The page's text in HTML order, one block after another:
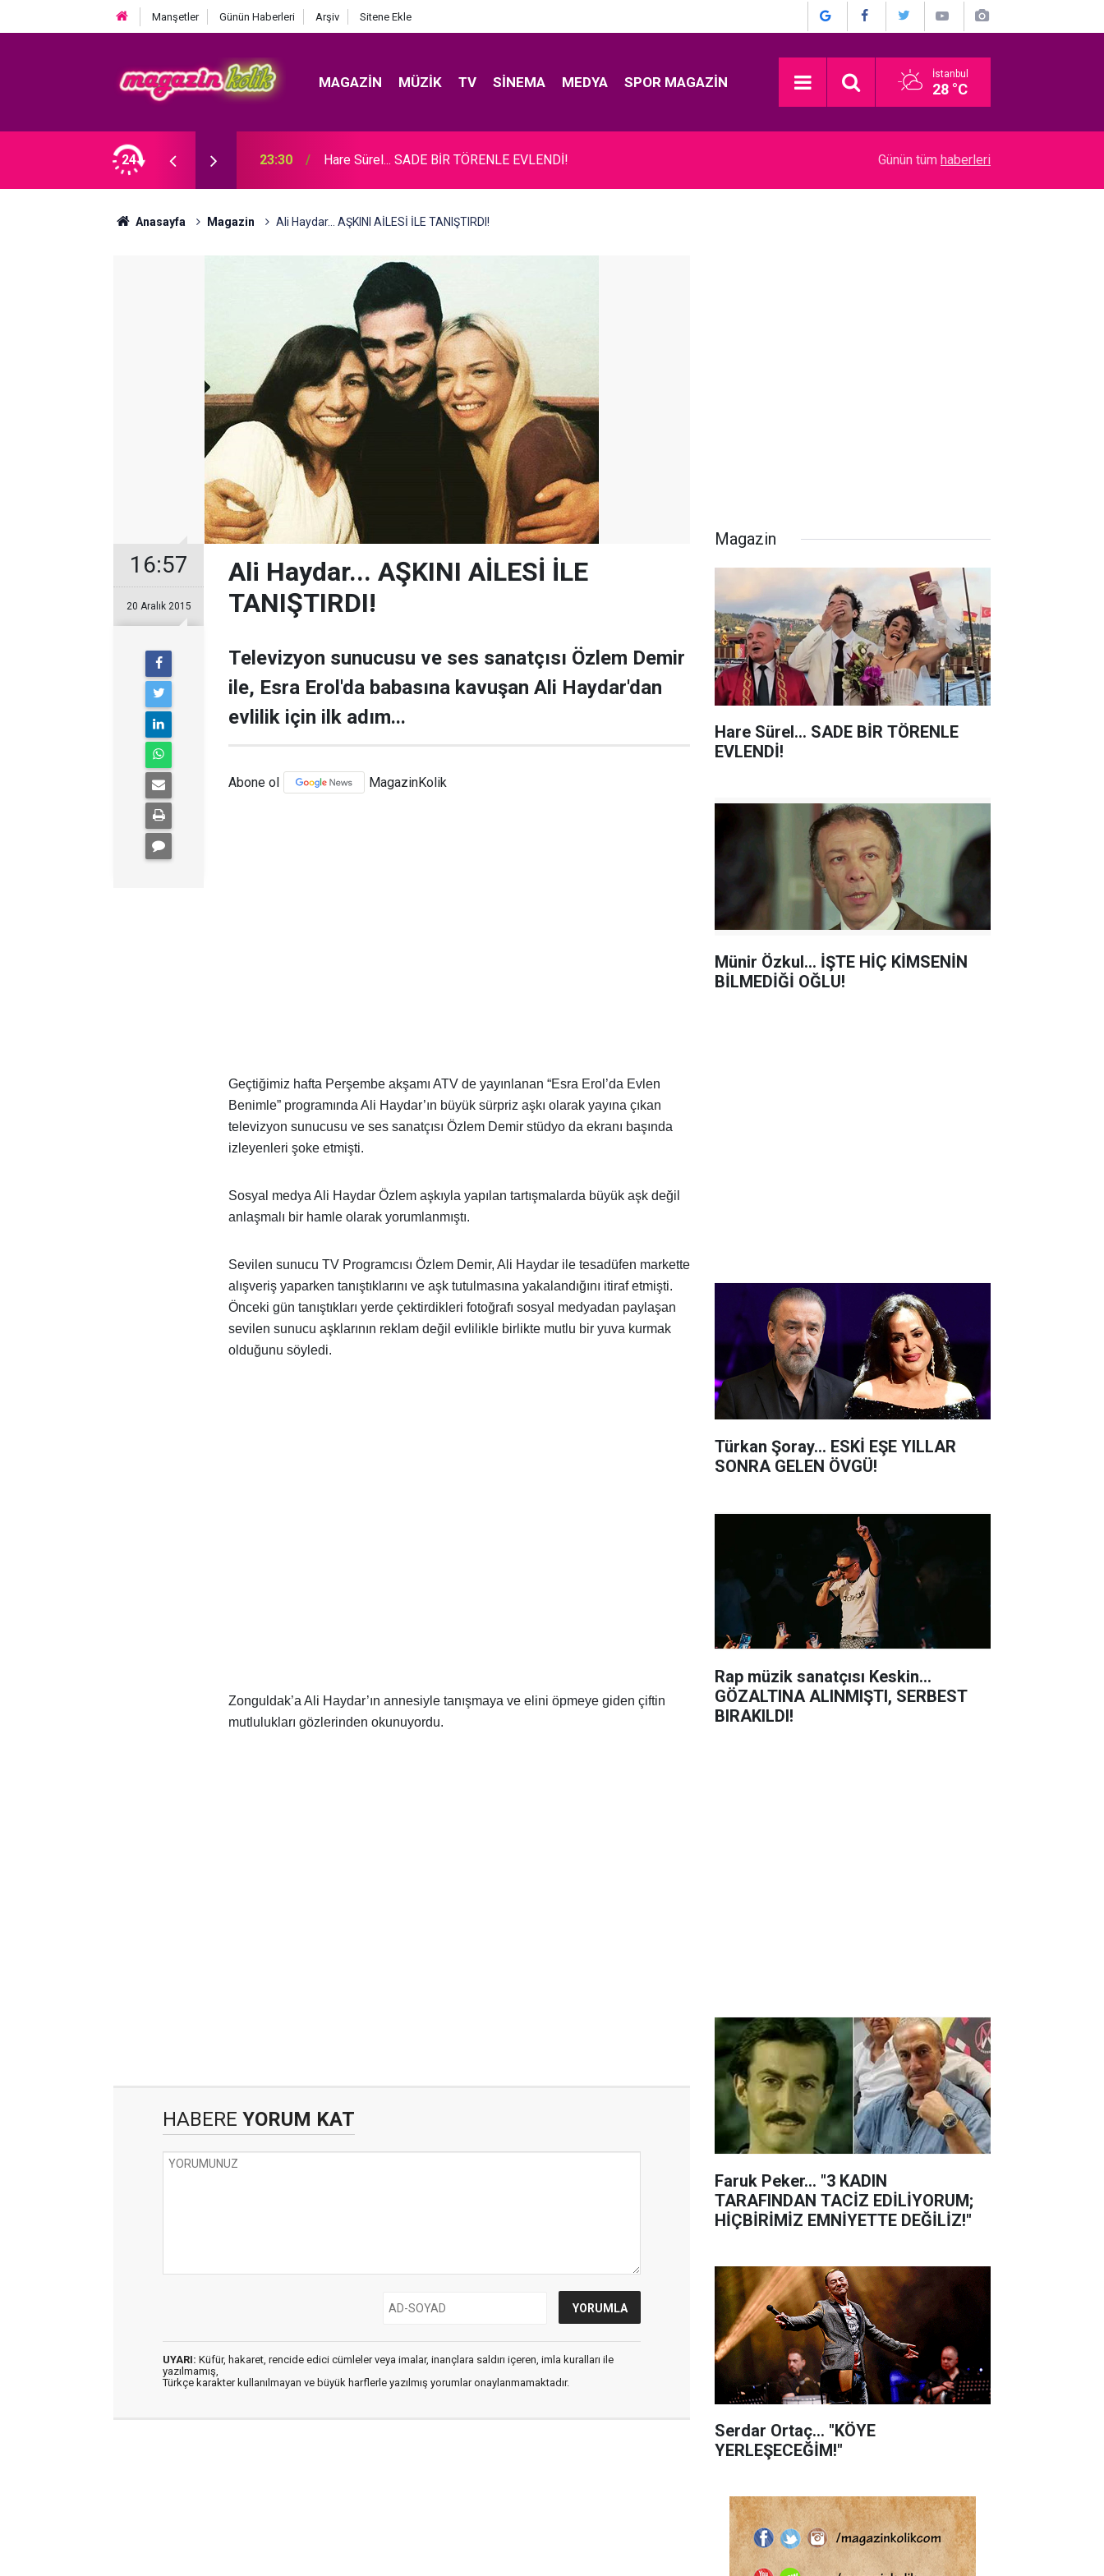
Manşetler Günün Haberleri Arşiv Sitene Ekle
MAGAZIN MÜZIK TV SINEMA MEDYA SPOR MAGAZIN İstanbul
28 °C
24
Bayraşa... SÜRPRİZ İŞ BİRLİĞİ! 23:30 Hare Sürel... SADE BİR TÖRENLE EVLENDİ! Münir Özkul... İŞTE HİÇ KİMSENİN BİLMEDİĞİ
Günün tüm haberleri
Anasayfa Magazin Ali Haydar... AŞKINI AİLESİ İLE TANIŞTIRDI!
16:57
20 Aralık 2015
Ali Haydar... AŞKINI AİLESİ İLE
TANIŞTIRDI!
Televizyon sunucusu ve ses sanatçısı Özlem Demir
ile, Esra Erol'da babasına kavuşan Ali Haydar'dan
evlilik için ilk adım...
Abone ol MagazinKolik
Geçtiğimiz hafta Perşembe akşamı ATV de yayınlanan “Esra Erol’da Evlen
Benimle” programında Ali Haydar’ın büyük sürpriz aşkı olarak yayına çıkan
televizyon sunucusu ve ses sanatçısı Özlem Demir stüdyo da ekranı başında
izleyenleri şoke etmişti.
Sosyal medya Ali Haydar Özlem aşkıyla yapılan tartışmalarda büyük aşk değil
anlaşmalı bir hamle olarak yorumlanmıştı.
Sevilen sunucu TV Programcısı Özlem Demir, Ali Haydar ile tesadüfen markette
alışveriş yaparken tanıştıklarını ve aşk tutulmasına yakalandığını itiraf etmişti.
Önceki gün tanıştıkları yerde çektirdikleri fotoğrafı sosyal medyadan paylaşan
sevilen sunucu aşklarının reklam değil evlilikle birlikte mutlu bir yuva kurmak
olduğunu söyledi.
Zonguldak’a Ali Haydar’ın annesiyle tanışmaya ve elini öpmeye giden çiftin
mutlulukları gözlerinden okunuyordu.
HABERE YORUM KAT
UYARI: Küfür, hakaret, rencide edici cümleler veya imalar, inançlara saldırı içeren, imla kuralları ile
yazılmamış,
Türkçe karakter kullanılmayan ve büyük harflerle yazılmış yorumlar onaylanmamaktadır.
Magazin
Hare Sürel... SADE BİR TÖRENLE
EVLENDİ!
Münir Özkul... İŞTE HİÇ KİMSENİN
BİLMEDİĞİ OĞLU!
Türkan Şoray... ESKİ EŞE YILLAR
SONRA GELEN ÖVGÜ!
Rap müzik sanatçısı Keskin...
GÖZALTINA ALINMIŞTI, SERBEST
BIRAKILDI!
Faruk Peker... "3 KADIN
TARAFINDAN TACİZ EDİLİYORUM;
HİÇBİRİMİZ EMNİYETTE DEĞİLİZ!"
Serdar Ortaç... "KÖYE
YERLEŞECEĞİM!"